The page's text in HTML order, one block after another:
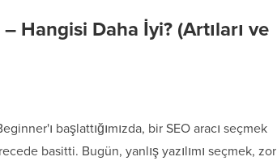
Hangisi Daha İyi? (Artıları ve
başlattığımızda, bir SEO aracı seçmek
basitti. Bugün, yanlış yazılımı seçmek, zor